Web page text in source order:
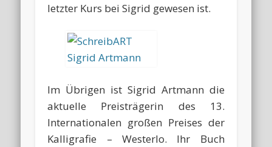
letzter Kurs bei Sigrid gewesen ist.
Im Übrigen ist Sigrid Artmann die
aktuelle Preisträgerin des 13.
Internationalen großen Preises der
Kalligrafie – Westerlo. Ihr Buch